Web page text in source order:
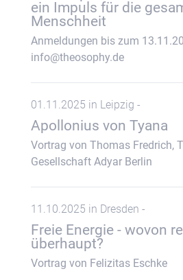
ein Impuls für die
Menschheit
Anmeldungen bis zum
info@theosophy.de
01.11.2025 in Leipzig -
Apollonius von Tyana
Vortrag von Thomas Fredrich,
Gesellschaft Adyar Berlin
11.10.2025 in Dresden -
Freie Energie - wovon
überhaupt?
Vortrag von Felizitas Eschke